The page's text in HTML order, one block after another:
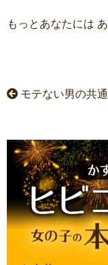
もっとあなたには
モテない男の共